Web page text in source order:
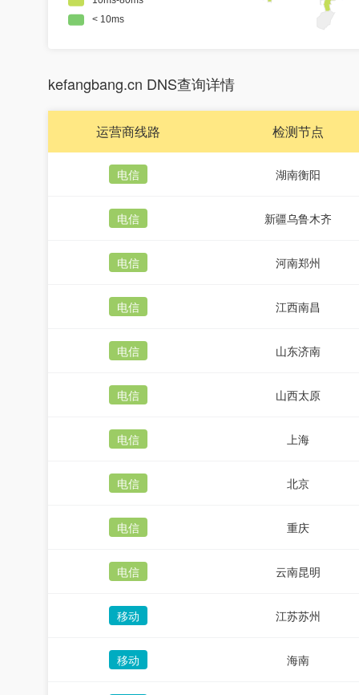
kefangbang.cn DNS查询详情
运营商线路 检测节点
电信 湖南衡阳
电信 新疆乌鲁木齐
电信 河南郑州
电信 江西南昌
电信 山东济南
电信 山西太原
电信 上海
电信 北京
电信 重庆
电信 云南昆明
移动 江苏苏州
移动 海南